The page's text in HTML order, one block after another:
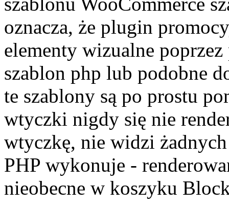
oznacza, że plugin
elementy wizualne
szablon php lub podobne
te szablony są po prostu
wtyczki nigdy się nie
wtyczkę, nie widzi
PHP wykonuje -
nieobecne w koszyku